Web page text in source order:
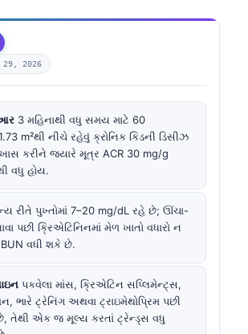
29, 2026
3 મહિનાથી વધુ સમય માટે 60
m²થી નીચે રહેવું ક્રોનિક કિડની ડિસીઝ
કરીને જ્યારે મૂત્ર ACR 30 mg/g
વધુ હોય.
રીતે પુખ્તોમાં 7–20 mg/dL રહે છે; ઊંચા-
પછી ક્રિએટિનિનમાં મેળ ખાતો વધારો ન
BUN વધી શકે છે.
પકવેલા માંસ, ક્રિએટિન સપ્લિમેન્ટ્સ,
ભારે ટ્રેનિંગ અથવા ટ્રાઇમેથોપ્રિમ પછી
તેથી એક જ મૂલ્ય કરતાં ટ્રેન્ડ્સ વધુ